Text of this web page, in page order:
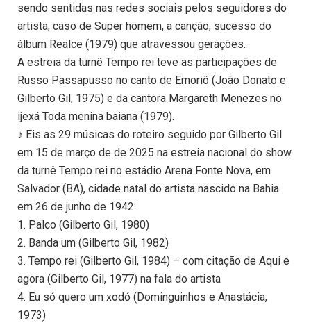
sendo sentidas nas redes sociais pelos seguidores do
artista, caso de Super homem, a canção, sucesso do
álbum Realce (1979) que atravessou gerações.
A estreia da turnê Tempo rei teve as participações de
Russo Passapusso no canto de Emoriô (João Donato e
Gilberto Gil, 1975) e da cantora Margareth Menezes no
ijexá Toda menina baiana (1979).
♪ Eis as 29 músicas do roteiro seguido por Gilberto Gil
em 15 de março de de 2025 na estreia nacional do show
da turnê Tempo rei no estádio Arena Fonte Nova, em
Salvador (BA), cidade natal do artista nascido na Bahia
em 26 de junho de 1942:
1. Palco (Gilberto Gil, 1980)
2. Banda um (Gilberto Gil, 1982)
3. Tempo rei (Gilberto Gil, 1984) – com citação de Aqui e
agora (Gilberto Gil, 1977) na fala do artista
4. Eu só quero um xodó (Dominguinhos e Anastácia,
1973)